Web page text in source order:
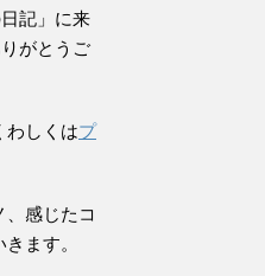
記」に来
がとうご
わしくはプ
、感じたコ
ます。